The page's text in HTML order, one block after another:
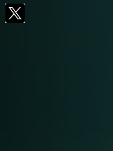
Facebook